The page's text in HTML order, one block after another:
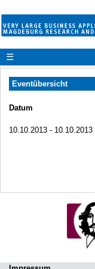
☰
Eventübersicht
Datum
10.10.2013 - 10.10.2013